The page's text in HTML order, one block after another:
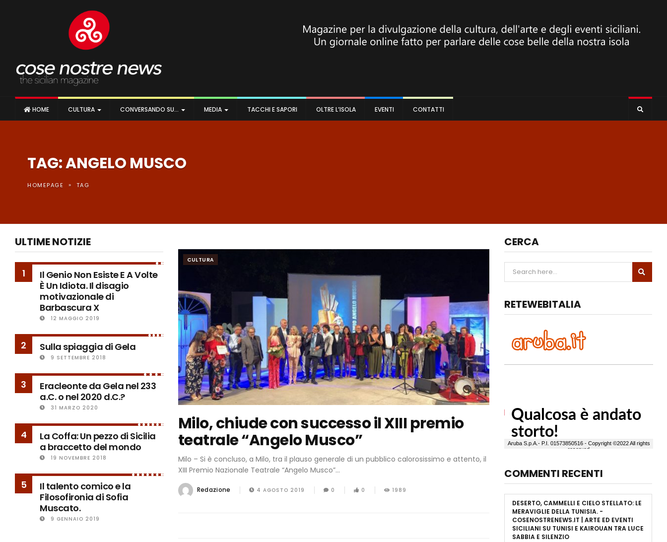
HOME CULTURA CONVERSANDO SU… MEDIA TACCHI E SAPORI OLTRE L’ISOLA EVENTI CONTATTI
TAG: ANGELO MUSCO
HOMEPAGE » TAG
ULTIME NOTIZIE
1
Il Genio Non Esiste E A Volte
È Un Idiota. Il disagio
motivazionale di
Barbascura X
12 MAGGIO 2019
2 Sulla spiaggia di Gela
9 SETTEMBRE 2018
3
Eracleonte da Gela nel 233
a.C. o nel 2020 d.C.?
31 MARZO 2020
4
La Coffa: Un pezzo di Sicilia
a braccetto del mondo
19 NOVEMBRE 2018
5
Il talento comico e la
Filosofironia di Sofia
Muscato.
9 GENNAIO 2019
CULTURA
Milo, chiude con successo il XIII premio
teatrale “Angelo Musco”
Milo – Si è concluso, a Milo, tra il plauso generale di un pubblico calorosissimo e attento, il
XIII Premio Nazionale Teatrale “Angelo Musco”...
Redazione 4 AGOSTO 2019 0 0 1989
CERCA
RETEWEBITALIA
COMMENTI RECENTI
DESERTO, CAMMELLI E CIELO STELLATO: LE
MERAVIGLIE DELLA TUNISIA. -
COSENOSTRENEWS.IT | ARTE ED EVENTI
SICILIANI SU TUNISI E KAIROUAN TRA LUCE
SABBIA E SILENZIO